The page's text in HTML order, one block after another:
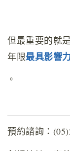
但最重要的就
年限最具影響力
。
預約諮詢：